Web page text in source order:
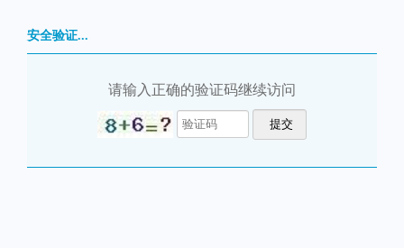
安全验证...
请输入正确的验证码继续访问